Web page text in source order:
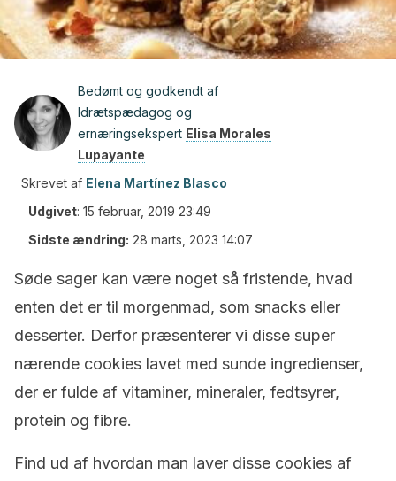
Bedømt og godkendt af
Idrætspædagog og
ernæringsekspert Elisa Morales
Lupayante
Skrevet af Elena Martínez Blasco
Udgivet: 15 februar, 2019 23:49
Sidste ændring: 28 marts, 2023 14:07
Søde sager kan være noget så fristende, hvad
enten det er til morgenmad, som snacks eller
desserter. Derfor præsenterer vi disse super
nærende cookies lavet med sunde ingredienser,
der er fulde af vitaminer, mineraler, fedtsyrer,
protein og fibre.
Find ud af hvordan man laver disse cookies af